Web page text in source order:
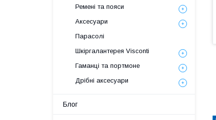
Ремені та пояси
Аксесуари
Парасолі
Шкіргалантерея Visconti
Гаманці та портмоне
Дрібні аксесуари
Блог